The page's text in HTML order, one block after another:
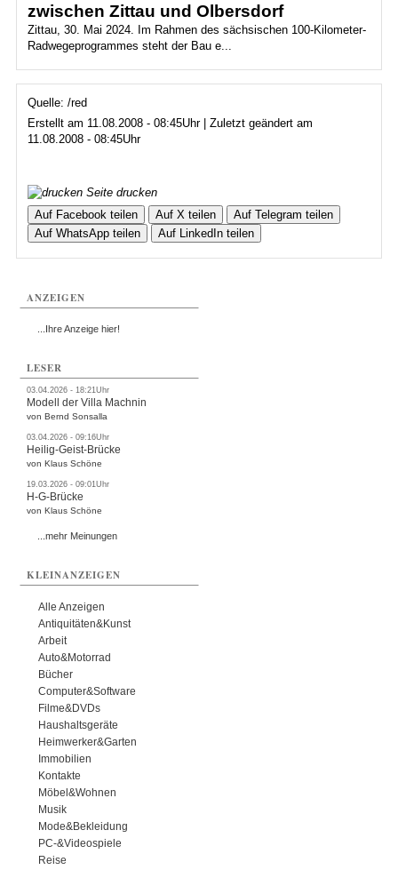
zwischen Zittau und Olbersdorf
Zittau, 30. Mai 2024. Im Rahmen des sächsischen 100-Kilometer-
Radwegeprogrammes steht der Bau e...
Quelle: /red
Erstellt am 11.08.2008 - 08:45Uhr | Zuletzt geändert am
11.08.2008 - 08:45Uhr
Seite drucken
Auf Facebook teilen
Auf X teilen
Auf Telegram teilen
Auf WhatsApp teilen
Auf LinkedIn teilen
ANZEIGEN
...Ihre Anzeige hier!
LESER
03.04.2026 - 18:21Uhr
Modell der Villa Machnin
von Bernd Sonsalla
03.04.2026 - 09:16Uhr
Heilig-Geist-Brücke
von Klaus Schöne
19.03.2026 - 09:01Uhr
H-G-Brücke
von Klaus Schöne
...mehr Meinungen
KLEINANZEIGEN
Alle Anzeigen
Antiquitäten&Kunst
Arbeit
Auto&Motorrad
Bücher
Computer&Software
Filme&DVDs
Haushaltsgeräte
Heimwerker&Garten
Immobilien
Kontakte
Möbel&Wohnen
Musik
Mode&Bekleidung
PC-&Videospiele
Reise